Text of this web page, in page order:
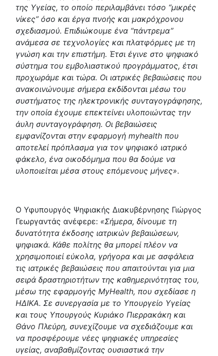
της Υγείας, το οποίο περιλαμβάνει τόσο “μικρές
νίκες” όσο και έργα πνοής και μακρόχρονου
σχεδιασμού. Επιδιώκουμε ένα “πάντρεμα”
ανάμεσα σε τεχνολογίες και πλατφόρμες με τη
γνώση και την επιστήμη. Έτσι έγινε στο ψηφιακό
σύστημα του εμβολιαστικού προγράμματος, έτσι
προχωράμε και τώρα. Οι ιατρικές βεβαιώσεις που
ανακοινώνουμε σήμερα εκδίδονται μέσω του
συστήματος της ηλεκτρονικής συνταγογράφησης,
την οποία έχουμε επεκτείνει υλοποιώντας την
άυλη συνταγογράφηση. Οι βεβαιώσεις
εμφανίζονται στην εφαρμογή myhealth που
αποτελεί πρόπλασμα για τον ψηφιακό ιατρικό
φάκελο, ένα οικοδόμημα που θα δούμε να
υλοποιείται μέσα στους επόμενους μήνες».
Ο Υφυπουργός Ψηφιακής Διακυβέρνησης Γιώργος
Γεωργαντάς ανέφερε: «Σήμερα, δίνουμε τη
δυνατότητα έκδοσης ιατρικών βεβαιώσεων,
ψηφιακά. Κάθε πολίτης θα μπορεί πλέον να
χρησιμοποιεί εύκολα, γρήγορα και με ασφάλεια
τις ιατρικές βεβαιώσεις που απαιτούνται για μια
σειρά δραστηριοτήτων της καθημερινότητας του,
μέσω της εφαρμογής MyHealth, που σχεδίασε η
ΗΔΙΚΑ. Σε συνεργασία με το Υπουργείο Υγείας
και τους Υπουργούς Κυριάκο Πιερρακάκη και
Θάνο Πλεύρη, συνεχίζουμε να σχεδιάζουμε και
να προσφέρουμε νέες ψηφιακές υπηρεσίες
υγείας, αναβαθμίζοντας ουσιαστικά την